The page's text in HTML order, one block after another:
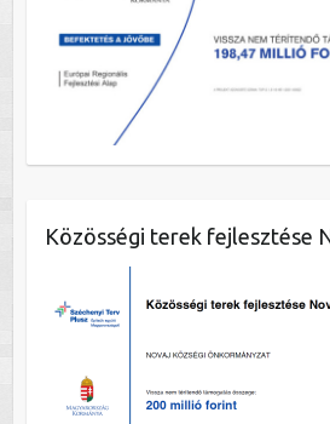
Közösségi terek fejlesztése